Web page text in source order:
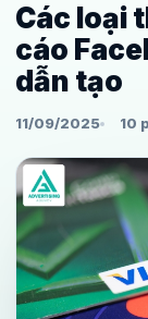
Các loại
cáo
dẫn tạo
11/09/2025 10